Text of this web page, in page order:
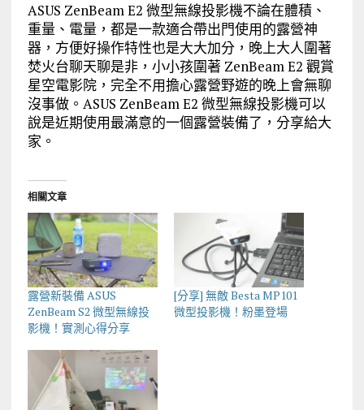
ASUS ZenBeam E2 微型無線投影機不論在體積、
重量、電量，都是一款適合帶出門使用的露營神
器，方便好操作特性也是大大加分，晚上大人圍著
焚火台聊天聊是非，小小孩圍著 ZenBeam E2 觀賞
星空電影院，完全不用擔心露營野遊的晚上會無聊
沒事做。ASUS ZenBeam E2 微型無線投影機可以
說是近期使用最滿意的一個露營裝備了，分享給大
家。
相關文章
露營新裝備 ASUS
ZenBeam S2 微型無線投
影機！實測心得分享
[分享] 無敵 Besta MP101
微型投影機！粉墨登場